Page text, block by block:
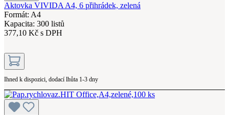
Aktovka VIVIDA A4, 6 přihrádek, zelená
Formát: A4
Kapacita: 300 listů
377,10 Kč s DPH
Ihned k dispozici, dodací lhůta 1-3 dny